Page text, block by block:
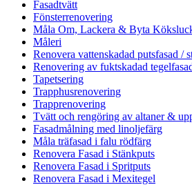
Fasadtvätt
Fönsterrenovering
Måla Om, Lackera & Byta
Måleri
Renovera vattenskadad putsfasad /
Renovering av fuktskadad
Tapetsering
Trapphusrenovering
Trapprenovering
Tvätt och rengöring av altaner &
Fasadmålning med linoljefärg
Måla träfasad i falu rödfärg
Renovera Fasad i Stänkputs
Renovera Fasad i Spritputs
Renovera Fasad i Mexitegel